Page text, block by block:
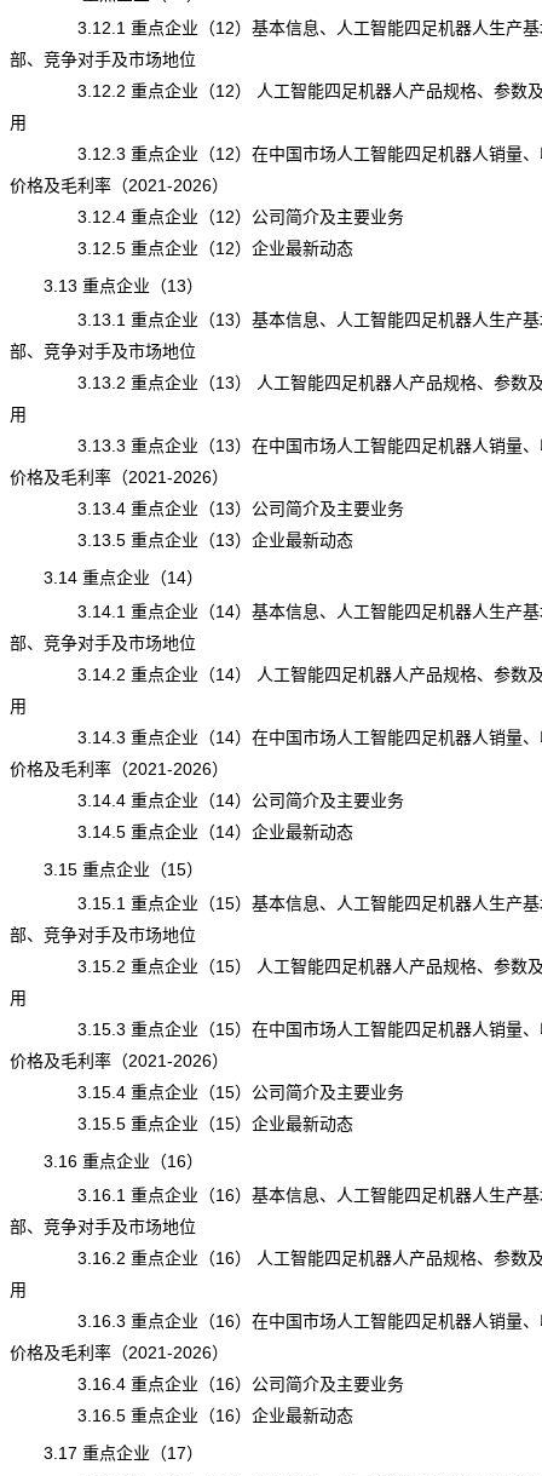
3.12.1 重点企业（12）基本信息、人工智能四足机器人生产基
部、竞争对手及市场地位
3.12.2 重点企业（12） 人工智能四足机器人产品规格、参数及
用
3.12.3 重点企业（12）在中国市场人工智能四足机器人销量、
价格及毛利率（2021-2026）
3.12.4 重点企业（12）公司简介及主要业务
3.12.5 重点企业（12）企业最新动态
3.13 重点企业（13）
3.13.1 重点企业（13）基本信息、人工智能四足机器人生产基
部、竞争对手及市场地位
3.13.2 重点企业（13） 人工智能四足机器人产品规格、参数及
用
3.13.3 重点企业（13）在中国市场人工智能四足机器人销量、
价格及毛利率（2021-2026）
3.13.4 重点企业（13）公司简介及主要业务
3.13.5 重点企业（13）企业最新动态
3.14 重点企业（14）
3.14.1 重点企业（14）基本信息、人工智能四足机器人生产基
部、竞争对手及市场地位
3.14.2 重点企业（14） 人工智能四足机器人产品规格、参数及
用
3.14.3 重点企业（14）在中国市场人工智能四足机器人销量、
价格及毛利率（2021-2026）
3.14.4 重点企业（14）公司简介及主要业务
3.14.5 重点企业（14）企业最新动态
3.15 重点企业（15）
3.15.1 重点企业（15）基本信息、人工智能四足机器人生产基
部、竞争对手及市场地位
3.15.2 重点企业（15） 人工智能四足机器人产品规格、参数及
用
3.15.3 重点企业（15）在中国市场人工智能四足机器人销量、
价格及毛利率（2021-2026）
3.15.4 重点企业（15）公司简介及主要业务
3.15.5 重点企业（15）企业最新动态
3.16 重点企业（16）
3.16.1 重点企业（16）基本信息、人工智能四足机器人生产基
部、竞争对手及市场地位
3.16.2 重点企业（16） 人工智能四足机器人产品规格、参数及
用
3.16.3 重点企业（16）在中国市场人工智能四足机器人销量、
价格及毛利率（2021-2026）
3.16.4 重点企业（16）公司简介及主要业务
3.16.5 重点企业（16）企业最新动态
3.17 重点企业（17）